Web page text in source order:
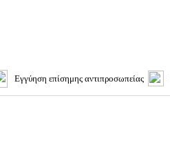
Εγγύηση επίσημης αντιπροσωπείας